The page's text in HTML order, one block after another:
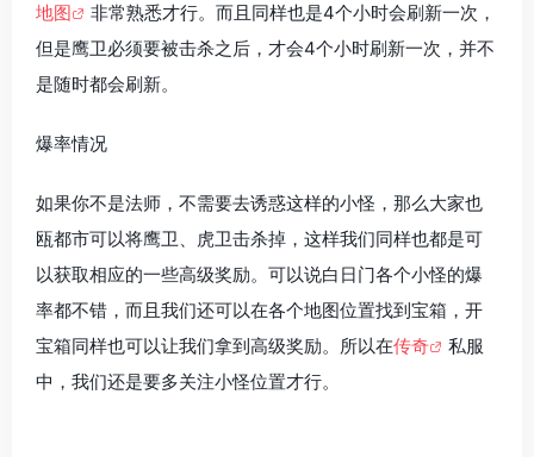
地图
非常熟悉才行。而且同样也是4个小时会刷新一次，
但是鹰卫必须要被击杀之后，才会4个小时刷新一次，并不
是随时都会刷新。
爆率情况
如果你不是法师，不需要去诱惑这样的小怪，那么大家也
瓯都市可以将鹰卫、虎卫击杀掉，这样我们同样也都是可
以获取相应的一些高级奖励。可以说白日门各个小怪的爆
率都不错，而且我们还可以在各个地图位置找到宝箱，开
宝箱同样也可以让我们拿到高级奖励。所以在传奇
私服
中，我们还是要多关注小怪位置才行。